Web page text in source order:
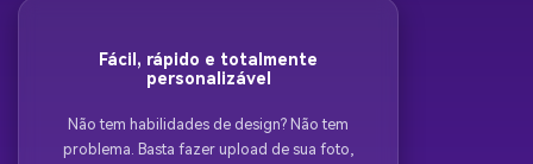
Fácil, rápido e totalmente
personalizável
Não tem habilidades de design? Não tem
problema. Basta fazer upload de sua foto,